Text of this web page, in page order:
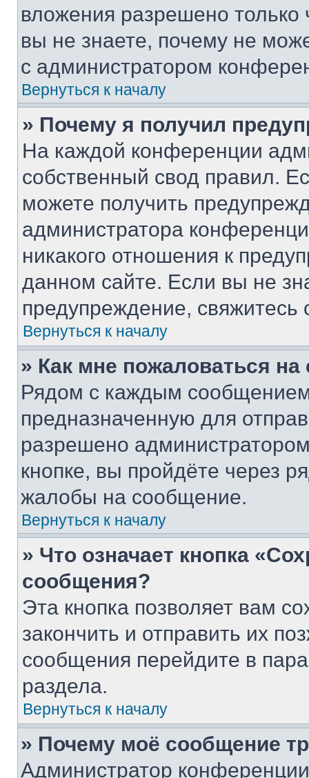
вложения разрешено
вы не знаете, почему не
с администратором
Вернуться к началу
» Почему я получил
На каждой конференции
собственный свод правил.
можете получить
администратора
никакого отношения к
данном сайте. Если вы не
предупреждение,
Вернуться к началу
» Как мне пожаловаться
Рядом с каждым сообщением
предназначенную для
разрешено
кнопке, вы пройдёте через
жалобы на сообщение.
Вернуться к началу
» Что означает кнопка
сообщения?
Эта кнопка позволяет вам
закончить и отправить их
сообщения перейдите в
раздела.
Вернуться к началу
» Почему моё сообщение
Администратор